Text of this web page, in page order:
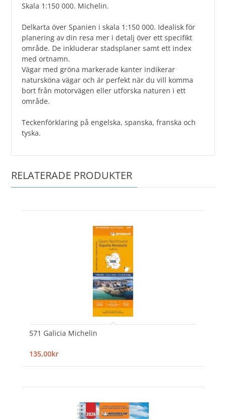
Skala 1:150 000. Michelin.
Delkarta över Spanien i skala 1:150 000. Idealisk för
planering av din resa mer i detalj över ett specifikt
område. De inkluderar stadsplaner samt ett index
med ortnamn.
Vägar med gröna markerade kanter indikerar
natursköna vägar och är perfekt när du vill komma
bort från motorvägen eller utforska naturen i ett
område.
Teckenförklaring på engelska, spanska, franska och
tyska.
RELATERADE PRODUKTER
571 Galicia Michelin
135,00kr